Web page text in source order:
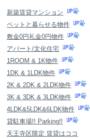
新築賃貸マンション
ペットと暮らせる物件
敷金0円礼金0円物件
アパート/文化住宅
1ROOM & 1K物件
1DK & 1LDK物件
2K & 2DK & 2LDK物件
3K & 3DK & 3LDK物件
4LDK&5LDK&6LDK物件
貸駐車場!! Parking!!
天王寺区限定 賃貸はココ